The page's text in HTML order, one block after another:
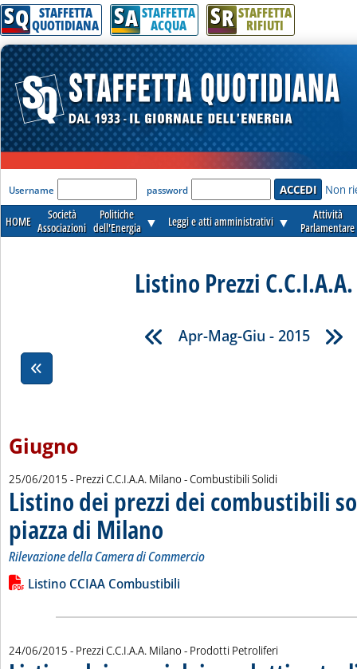
SQ STAFFETTA
QUOTIDIANA SA STAFFETTA
ACQUA SR STAFFETTA
RIFIUTI
'Modulo Login per accedere'
Username password Non
HOME
Società
Associazioni
Politiche
dell'Energia ▼ Leggi e atti amministrativi ▼
Attività
Parlamentare
Listino Prezzi C.C.I.A.A.
Apr-Mag-Giu - 2015
Giugno
25/06/2015 - Prezzi C.C.I.A.A. Milano - Combustibili Solidi
Listino dei prezzi dei combustibili
piazza di Milano
Rilevazione della Camera di Commercio
Leggi tutta la notizia: 'Listino dei prezzi dei combustibili
Lista allegati PDF alla notizia
Listino CCIAA Combustibili
24/06/2015 - Prezzi C.C.I.A.A. Milano - Prodotti Petroliferi